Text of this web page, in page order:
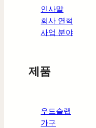
인사말
회사 연혁
사업 분야
제품
우드슬랩
가구